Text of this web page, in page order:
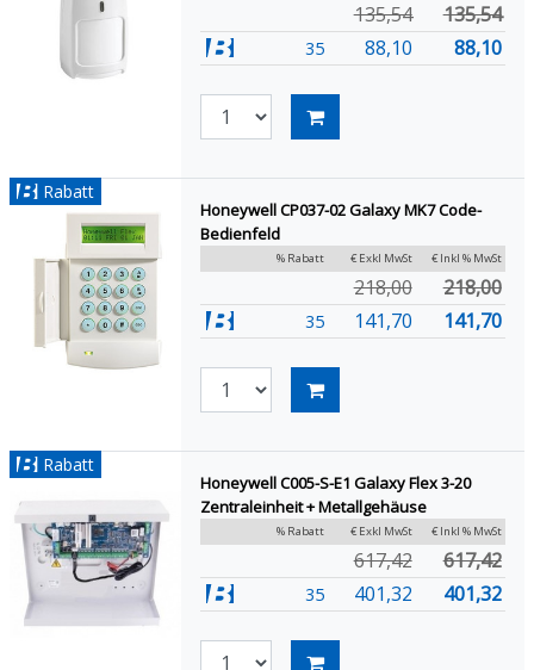
135,54 135,54
35 88,10 88,10
Rabatt
Honeywell CP037-02 Galaxy MK7 Code-
Bedienfeld
% Rabatt € Exkl MwSt € Inkl % MwSt
218,00 218,00
35 141,70 141,70
Rabatt
Honeywell C005-S-E1 Galaxy Flex 3-20
Zentraleinheit + Metallgehäuse
% Rabatt € Exkl MwSt € Inkl % MwSt
617,42 617,42
35 401,32 401,32